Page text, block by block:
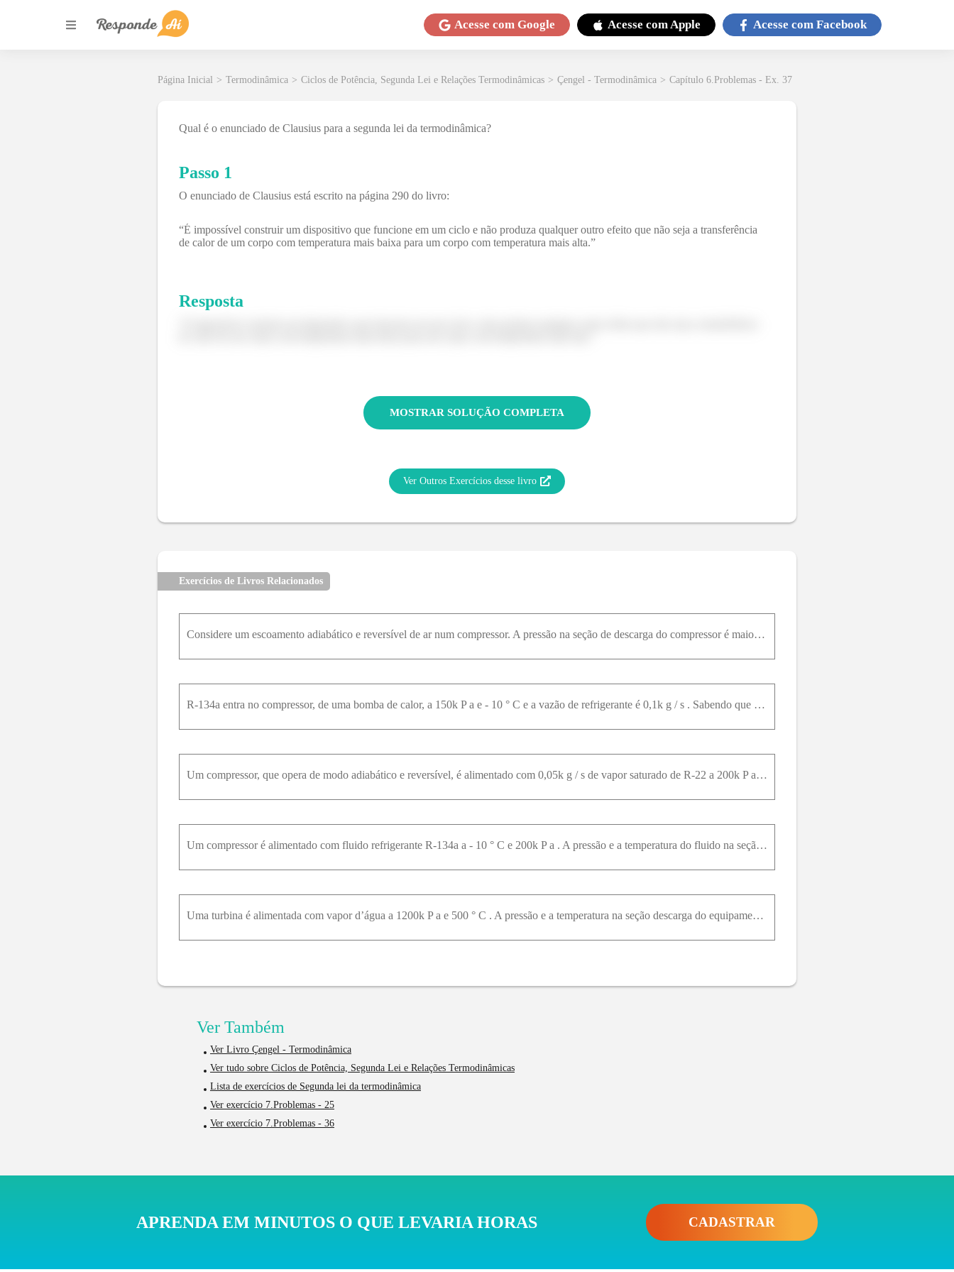
Acesse com Google Acesse comApple Acesse com Facebook
Página Inicial > Termodinâmica > Ciclos de Potência, Segunda Lei e Relações Termodinâmicas > Çengel - Termodinâmica > Capítulo 6.Problemas - Ex. 37
Qual é o enunciado de Clausius para a segunda lei da termodinâmica?
Passo 1
O enunciado de Clausius está escrito na página 290 do livro:
“É impossível construir um dispositivo que funcione em um ciclo e não produza qualquer outro efeito que não seja a transferência
de calor de um corpo com temperatura mais baixa para um corpo com temperatura mais alta.”
Resposta
MOSTRAR SOLUÇÃO COMPLETA
Ver Outros Exercícios desse livro
Exercícios de Livros Relacionados
Considere um escoamento adiabático e reversível de ar num compressor. A pressão na seção de descarga do compressor é maior do que aquela na seção de alimentação. O que ocorre com a temperatura do flui
R-134a entra no compressor, de uma bomba de calor, a 150k P a e - 10 ° C e a vazão de refrigerante é 0,1k g / s . Sabendo que a pressão no condensador da bomba de calor é constante e igual a 1M P a ,
Um compressor, que opera de modo adiabático e reversível, é alimentado com 0,05k g / s de vapor saturado de R-22 a 200k P a . O compressor descarrega o fluido a 800k P a . Desprezando a variação de en
Um compressor é alimentado com fluido refrigerante R-134a a - 10 ° C e 200k P a . A pressão e a temperatura do fluido na seção de descarga do compressor são iguais a 1200k P a e 50 ° C . O que você po
Uma turbina é alimentada com vapor d’água a 1200k P a e 500 ° C . A pressão e a temperatura na seção descarga do equipamento são iguais a 200k P a e 275 ° C . Qual é a eficiência isoentrópica dessa tu
Ver Também
Ver Livro Çengel - Termodinâmica
Ver tudo sobre Ciclos de Potência, Segunda Lei e Relações Termodinâmicas
Lista de exercícios de Segunda lei da termodinâmica
Ver exercício 7.Problemas - 25
Ver exercício 7.Problemas - 36
APRENDA EM MINUTOS O QUE LEVARIA HORAS CADASTRAR